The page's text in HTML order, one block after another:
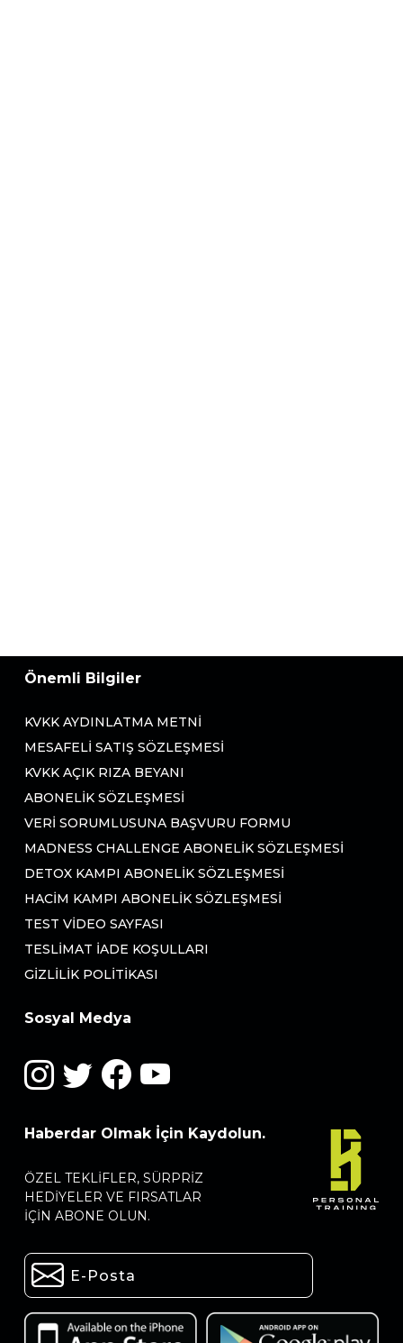
Önemli Bilgiler
KVKK AYDINLATMA METNI
MESAFELI SATIŞ SÖZLEŞMESI
KVKK AÇIK RIZA BEYANI
ABONELIK SÖZLEŞMESI
VERI SORUMLUSUNA BAŞVURU FORMU
MADNESS CHALLENGE ABONELIK SÖZLEŞMESI
DETOX KAMPI ABONELIK SÖZLEŞMESI
HACIM KAMPI ABONELIK SÖZLEŞMESI
TEST VIDEO SAYFASI
TESLIMAT İADE KOŞULLARI
GIZLILIK POLITIKASI
Sosyal Medya
Haberdar Olmak İçin Kaydolun.
ÖZEL TEKLIFLER, SÜRPRIZ
HEDIYELER VE FIRSATLAR
IÇIN ABONE OLUN.